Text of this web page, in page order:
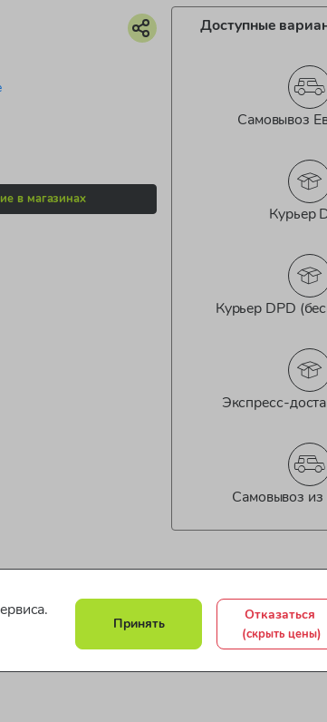
в магазинах
Доступные
Самовывоз
Курьер
Курьер DPD
Экспресс-
Самовывоз из
Принять
Отказаться
(скрыть цены)